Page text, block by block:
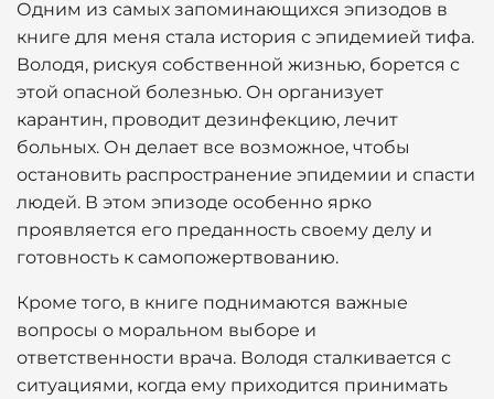
Одним из самых запоминающихся эпизодов в
книге для меня стала история с эпидемией тифа.
Володя, рискуя собственной жизнью, борется с
этой опасной болезнью. Он организует
карантин, проводит дезинфекцию, лечит
больных. Он делает все возможное, чтобы
остановить распространение эпидемии и спасти
людей. В этом эпизоде особенно ярко
проявляется его преданность своему делу и
готовность к самопожертвованию.
Кроме того, в книге поднимаются важные
вопросы о моральном выборе и
ответственности врача. Володя сталкивается с
ситуациями, когда ему приходится принимать